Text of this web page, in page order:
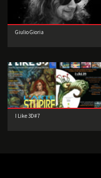
Giulio Gioria
I Like 3D#7